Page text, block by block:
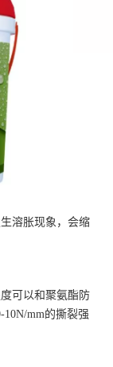
溶胀现象，会缩
可以和聚氨酯防
mm的撕裂强